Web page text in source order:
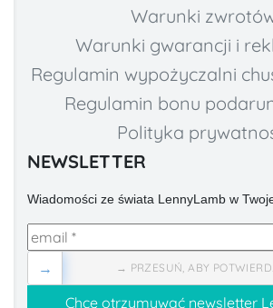
Warunki
Warunki gwarancji i
Regulamin wypożyczalni
Regulamin bonu
Polityka
NEWSLETTER
Wiadomości ze świata LennyLamb w
→ PRZESUŃ, ABY
→